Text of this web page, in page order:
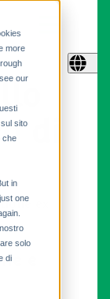
more
our
sito
che
in
one
solo
di
di
ex
e